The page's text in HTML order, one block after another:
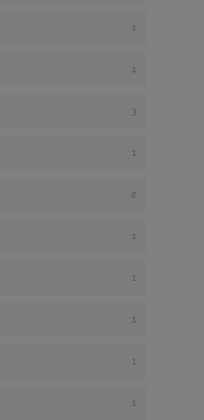
1
1
3
1
2
1
1
1
1
1